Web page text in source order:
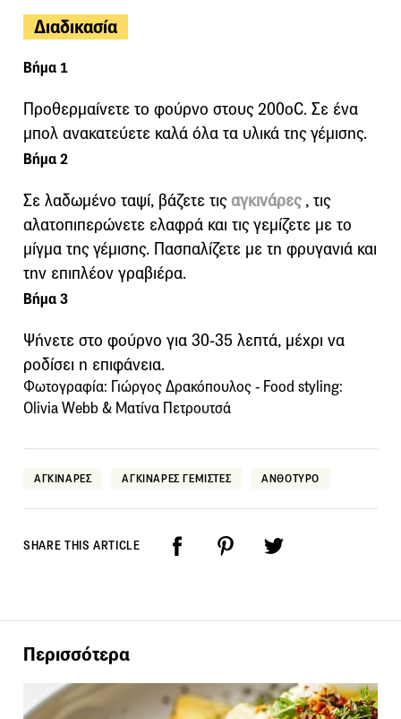
Διαδικασία
Βήμα 1
Προθερμαίνετε το φούρνο στους 200οC. Σε ένα
μπολ ανακατεύετε καλά όλα τα υλικά της γέμισης.
Βήμα 2
Σε λαδωμένο ταψί, βάζετε τις αγκινάρες, τις
αλατοπιπερώνετε ελαφρά και τις γεμίζετε με το
μίγμα της γέμισης. Πασπαλίζετε με τη φρυγανιά και
την επιπλέον γραβιέρα.
Βήμα 3
Ψήνετε στο φούρνο για 30-35 λεπτά, μέχρι να
ροδίσει η επιφάνεια.
Φωτογραφία: Γιώργος Δρακόπουλος - Food styling:
Olivia Webb & Mατίνα Πετρουτσά
ΑΓΚΙΝΑΡΕΣ ΑΓΚΙΝΑΡΕΣ ΓΕΜΙΣΤΕΣ ΑΝΘΟΤΥΡΟ
SHARE THIS ARTICLE
Περισσότερα